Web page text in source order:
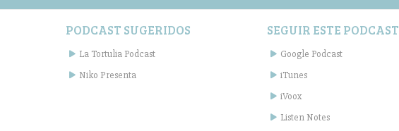
PODCAST SUGERIDOS
La Tortulia Podcast
Niko Presenta
SEGUIR ESTE PODCAST
Google Podcast
iTunes
iVoox
Listen Notes